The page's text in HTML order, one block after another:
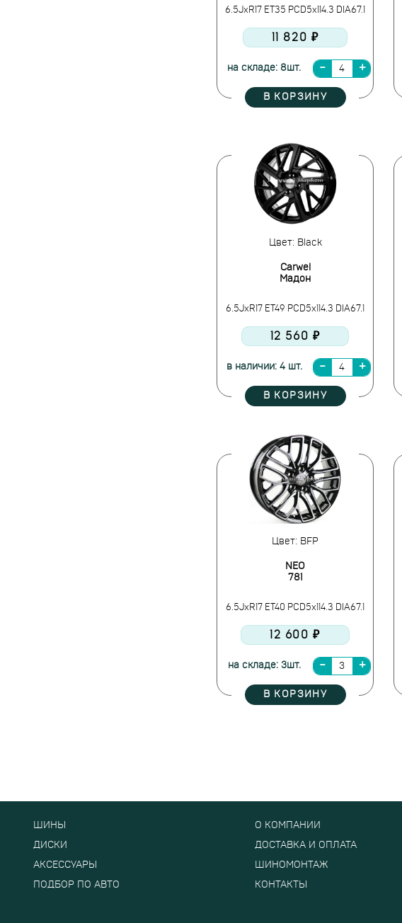
6.5JxR17 ET35 PCD5x114.3 DIA67.1
11 820 ₽
на складе: 8шт.
В КОРЗИНУ
Цвет: Black
Carwel
Мадон
6.5JxR17 ET49 PCD5x114.3 DIA67.1
12 560 ₽
в наличии: 4 шт.
В КОРЗИНУ
Цвет: BFP
NEO
781
6.5JxR17 ET40 PCD5x114.3 DIA67.1
12 600 ₽
на складе: 3шт.
В КОРЗИНУ
ШИНЫ
ДИСКИ
АКСЕССУАРЫ
ПОДБОР ПО АВТО
О КОМПАНИИ
ДОСТАВКА И ОПЛАТА
ШИНОМОНТАЖ
КОНТАКТЫ